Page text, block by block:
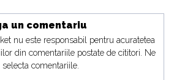
un comentariu
nu este responsabil pentru acuratetea
din comentariile postate de cititori. Ne
comentariile.